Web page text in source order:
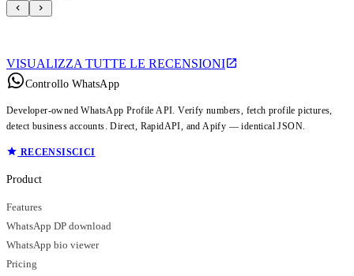
VISUALIZZA TUTTE LE RECENSIONI
Controllo WhatsApp
Developer-owned WhatsApp Profile API. Verify numbers, fetch profile pictures,
detect business accounts. Direct, RapidAPI, and Apify — identical JSON.
RECENSISCICI
Product
Features
WhatsApp DP download
WhatsApp bio viewer
Pricing